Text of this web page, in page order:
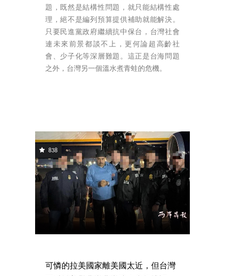
題，既然是結構性問題，就只能結構性處
理，絕不是編列預算提供補助就能解決。
只要民進黨政府繼續抗中保台，台灣社會
連未來前景都談不上，更何論超高齡社
會、少子化等深層難題。這正是台海問題
之外，台灣另一個溫水煮青蛙的危機。
838
可憐的拉美國家離美國太近，但台灣